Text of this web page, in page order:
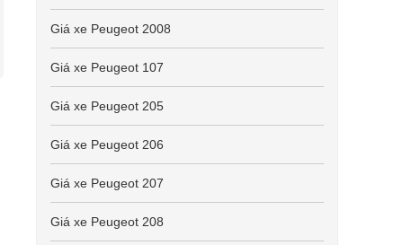
Giá xe Peugeot 2008
Giá xe Peugeot 107
Giá xe Peugeot 205
Giá xe Peugeot 206
Giá xe Peugeot 207
Giá xe Peugeot 208